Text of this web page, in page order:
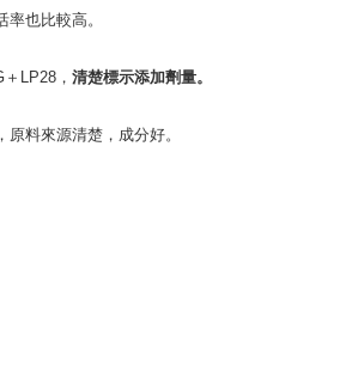
也比較高。
LP28， 清楚標示添加劑量。
料來源清楚，成分好。